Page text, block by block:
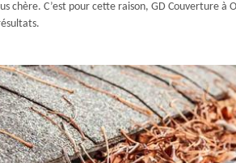
C’est pour cette raison, GD Couverture à